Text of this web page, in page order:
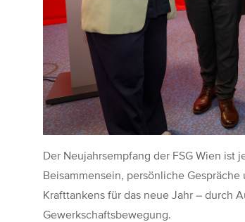
Der Neujahrsempfang der FSG Wien
Beisammensein, persönliche
Krafttankens für das neue Jahr – durch
Gewerkschaftsbewegung.